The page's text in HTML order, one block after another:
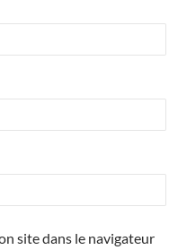
site dans le navigateur